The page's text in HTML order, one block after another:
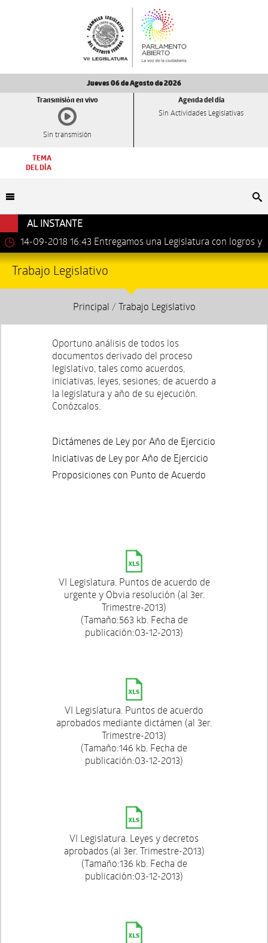
Jueves 06 de Agosto de 2026
Transmisión en vivo
Sin transmisión
Agenda del día
Sin Actividades Legislativas
TEMA
DEL DÍA
AL INSTANTE
14-09-2018 16:43 Entregamos una Legislatura con logros y
avances importantes: Dip. Leonel Luna Estrada.
Trabajo Legislativo
Principal /Trabajo Legislativo
Oportuno análisis de todos los
documentos derivado del proceso
legislativo, tales como acuerdos,
iniciativas, leyes, sesiones; de acuerdo a
la legislatura y año de su ejecución.
Conózcalos.
Dictámenes de Ley por Año de Ejercicio
Iniciativas de Ley por Año de Ejercicio
Proposiciones con Punto de Acuerdo
VI Legislatura. Puntos de acuerdo de
urgente y Obvia resolución (al 3er.
Trimestre-2013)
(Tamaño:563 kb. Fecha de
publicación:03-12-2013)
VI Legislatura. Puntos de acuerdo
aprobados mediante dictámen (al 3er.
Trimestre-2013)
(Tamaño:146 kb. Fecha de
publicación:03-12-2013)
VI Legislatura. Leyes y decretos
aprobados (al 3er. Trimestre-2013)
(Tamaño:136 kb. Fecha de
publicación:03-12-2013)